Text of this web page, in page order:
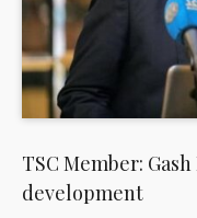
TSC Member:
development